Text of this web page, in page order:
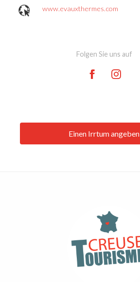
www.evauxthermes.com
Folgen Sie uns auf
Einen Irrtum angeben